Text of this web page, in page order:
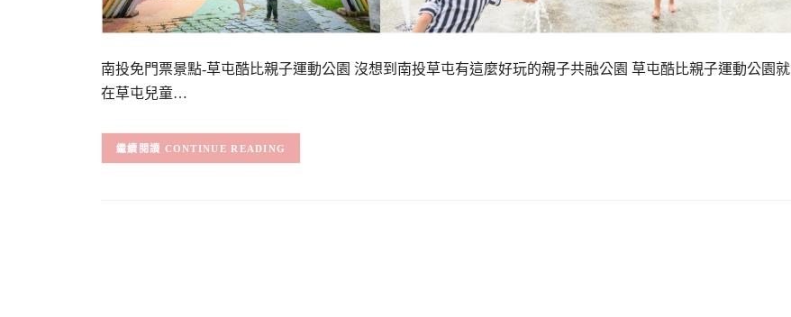
南投免門票景點-草屯酷比親子運動公園 沒想到南投草屯有這麼好玩的親子共融公園 草屯酷比親子運動公園就
在草屯兒童…
CONTINUE READING